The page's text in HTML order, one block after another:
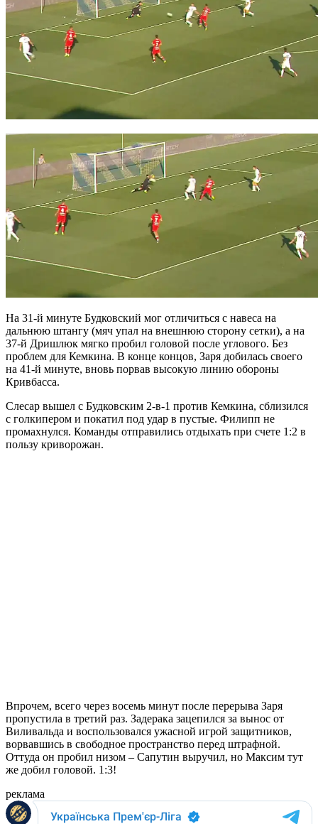
На 31-й минуте Будковский мог отличиться с навеса на
дальнюю штангу (мяч упал на внешнюю сторону сетки), а на
37-й Дришлюк мягко пробил головой после углового. Без
проблем для Кемкина. В конце концов, Заря добилась своего
на 41-й минуте, вновь порвав высокую линию обороны
Кривбасса.
Слесар вышел с Будковским 2-в-1 против Кемкина, сблизился
с голкипером и покатил под удар в пустые. Филипп не
промахнулся. Команды отправились отдыхать при счете 1:2 в
пользу криворожан.
Впрочем, всего через восемь минут после перерыва Заря
пропустила в третий раз. Задерака зацепился за вынос от
Виливальда и воспользовался ужасной игрой защитников,
ворвавшись в свободное пространство перед штрафной.
Оттуда он пробил низом – Сапутин выручил, но Максим тут
же добил головой. 1:3!
реклама